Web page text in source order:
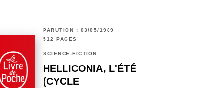
PARUTION : 03/05/1989
512 PAGES
SCIENCE-FICTION
HELLICONIA, L'ÉTÉ
(CYCLE